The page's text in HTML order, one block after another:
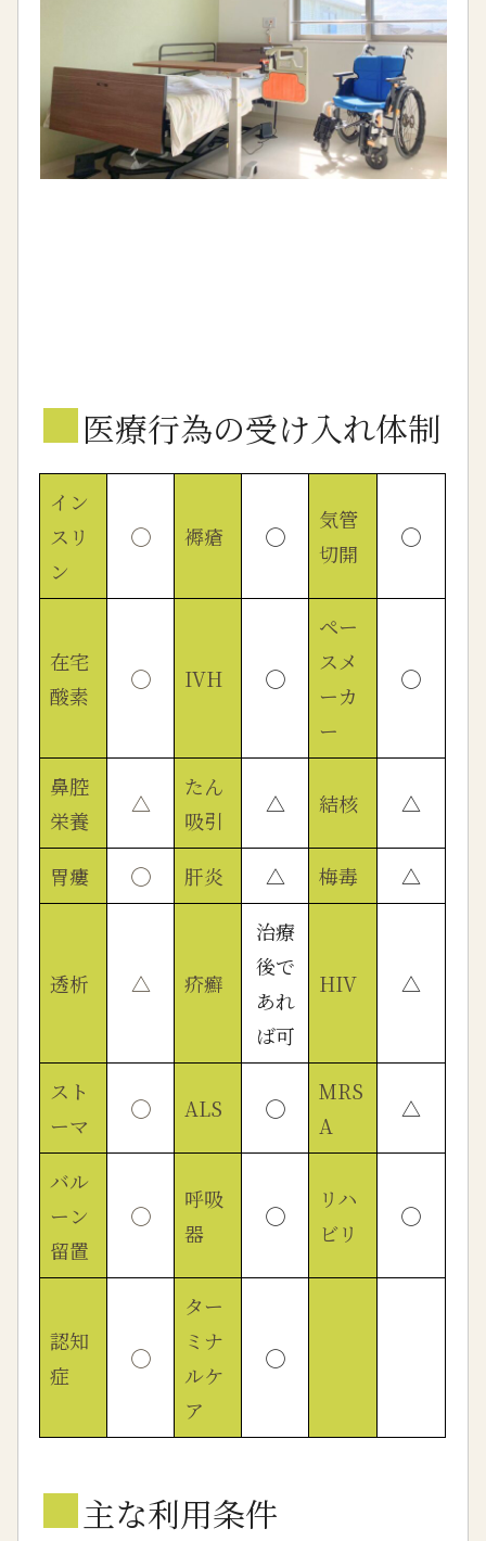
■医療行為の受け入れ体制
イン
スリ
ン
◯ 褥瘡 ◯
気管
切開
◯
在宅
酸素
◯ IVH ◯
ペー
スメ
ーカ
ー
◯
鼻腔
栄養
△
たん
吸引
△ 結核 △
胃瘻 ◯ 肝炎 △ 梅毒 △
透析 △ 疥癬
治療
後で
あれ
ば可
HIV △
スト
ーマ
◯ ALS ◯
MRS
A
△
バル
ーン
留置
◯
呼吸
器
◯
リハ
ビリ
◯
認知
症
◯
ター
ミナ
ルケ
ア
◯
■主な利用条件